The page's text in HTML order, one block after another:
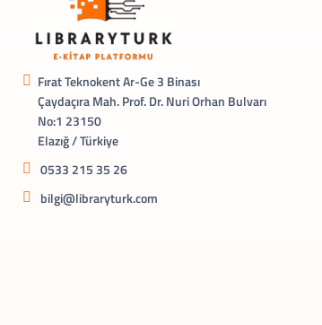
Fırat Teknokent Ar-Ge 3 Binası
Çaydaçıra Mah. Prof. Dr. Nuri Orhan Bulvarı
No:1 23150
Elazığ / Türkiye
0533 215 35 26
bilgi@libraryturk.com